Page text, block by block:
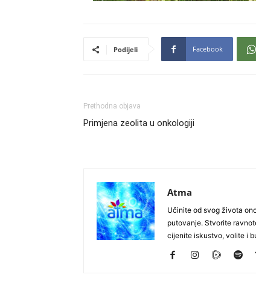
Podijeli Facebook
Prethodna objava
Primjena zeolita u onkologiji
Atma
Učinite od svog života
putovanje. Stvorite
cijenite iskustvo, volite i